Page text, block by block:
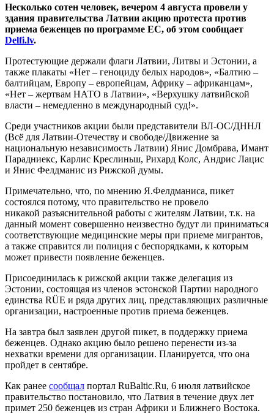
Несколько сотен человек, вечером 4 августа провели у
здания правительства Латвии акцию протеста против
приема беженцев по программе ЕС, об этом сообщает
Delfi.lv.
Протестующие держали флаги Латвии, Литвы и Эстонии, а
также плакаты «Нет – геноциду белых народов», «Балтию –
балтийцам, Европу – европейцам, Африку – африканцам»,
«Нет – жертвам НАТО в Латвии», «Верхушку латвийской
власти – немедленно в международный суд!».
Среди участников акции были представители ВЛ-ОС/ДННЛ
(Всё для Латвии-Отечеству и свободе/Движение за
национальную независимость Латвии) Янис Домбрава, Имант
Парадниекс, Карлис Креслиньш, Рихард Колс, Андрис Лацис
и Янис Фелдманис из Рижской думы.
Примечательно, что, по мнению Я.Фелдманиса, пикет
состоялся потому, что правительство не провело
никакой разъяснительной работы с жителям Латвии, т.к. на
данный момент совершенно неизвестно будут ли приниматься
соответствующие медицинские меры при приеме мигрантов,
а также справится ли полиция с беспорядками, к которым
может привести появление беженцев.
Присоединилась к рижской акции также делегация из
Эстонии, состоящая из членов эстонской Партии народного
единства RÜE и ряда других лиц, представляющих различные
организации, настроенные против приема беженцев.
На завтра был заявлен другой пикет, в поддержку приема
беженцев. Однако акцию было решено перенести из-за
нехватки времени для организации. Планируется, что она
пройдет в сентябре.
Как ранее сообщал портал RuBaltic.Ru, 6 июля латвийское
правительство постановило, что Латвия в течение двух лет
примет 250 беженцев из стран Африки и Ближнего Востока.